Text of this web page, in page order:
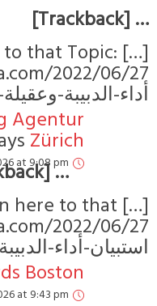
More on to that
وعقيلة-
Agentur
says:
May 27, 2026 at 9:08 pm
here to
أداء-الدبيبة-
shards Boston,
June 1, 2026 at 9:43 pm